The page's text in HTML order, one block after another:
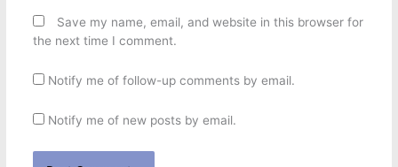
Save my name, email, and website in this browser for
the next time I comment.
Notify me of follow-up comments by email.
Notify me of new posts by email.